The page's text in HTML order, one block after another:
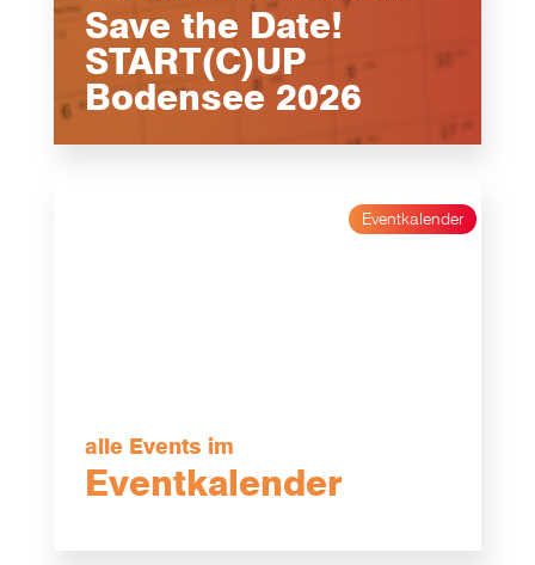
Save the Date!
START(C)UP
Bodensee 2026
Eventkalender
Eventkalender
alle Events im